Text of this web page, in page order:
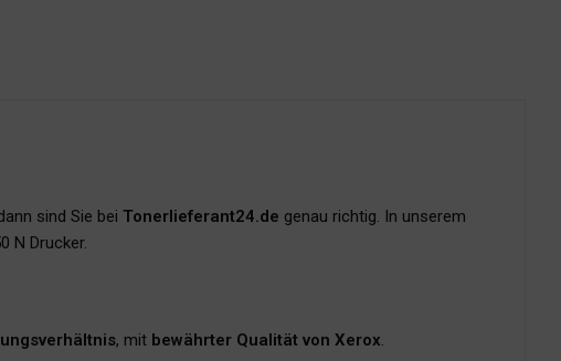
sind Sie bei Tonerlieferant24.de genau richtig. In unserem
N Drucker.
, mit bewährter Qualität von Xerox.